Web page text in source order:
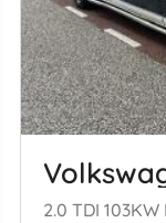
2.0 TDI 103KW